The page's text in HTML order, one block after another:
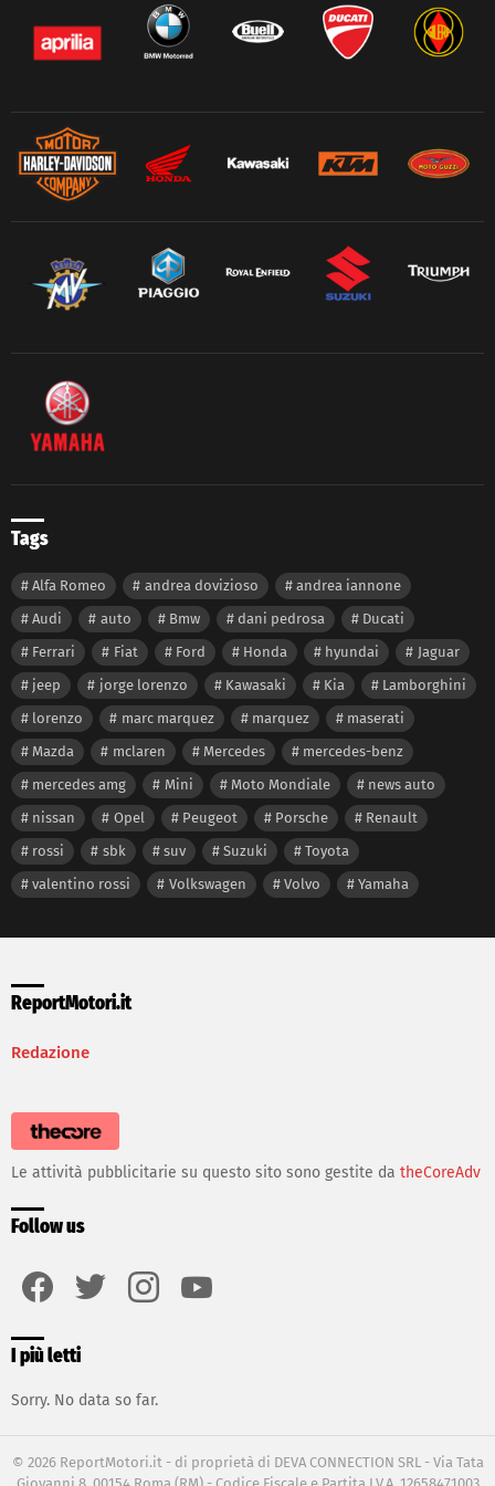
Tags
Alfa Romeo andrea dovizioso
andrea iannone
Audi
auto Bmw dani pedrosa
Ducati
Ferrari
Fiat Ford Honda hyundai
Jaguar
jeep
jorge lorenzo Kawasaki Kia
Lamborghini
lorenzo
marc marquez marquez
maserati
Mazda
mclaren Mercedes
mercedes-benz
mercedes amg
Mini Moto Mondiale
news auto
nissan
Opel Peugeot Porsche
Renault
rossi
sbk suv Suzuki
Toyota
valentino rossi
Volkswagen Volvo Yamaha
ReportMotori.it
Redazione
Le attività pubblicitarie su questo sito sono gestite da theCoreAdv
Follow us
I più letti
Sorry. No data so far.
© 2026 ReportMotori.it - di proprietà di DEVA CONNECTION SRL - Via Tata